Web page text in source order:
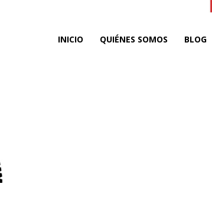
INICIO QUIÉNES SOMOS BLOG